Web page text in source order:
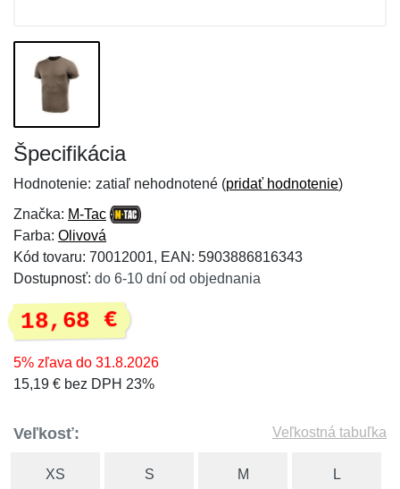
Špecifikácia
Hodnotenie: zatiaľ nehodnotené (pridať hodnotenie)
Značka: M-Tac
Farba: Olivová
Kód tovaru: 70012001, EAN: 5903886816343
Dostupnosť: do 6-10 dní od objednania
18,68 €
5% zľava do 31.8.2026
15,19 € bez DPH 23%
Veľkosť: Veľkostná tabuľka
XS S M L